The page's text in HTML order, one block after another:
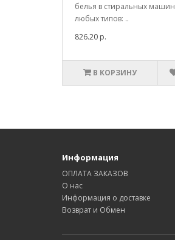
белья в стиральных
любых типов: ..
826.20 р.
В КОРЗИНУ
Информация
ОПЛАТА ЗАКАЗОВ
О нас
Информация о доставке
Возврат и Обмен